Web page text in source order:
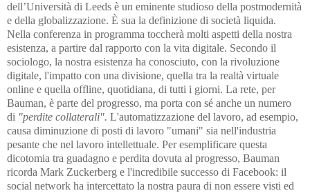
dell’Università di Leeds è un eminente studioso della postmodernità
e della globalizzazione. È sua la definizione di società liquida.
Nella conferenza in programma toccherà molti aspetti della nostra
esistenza, a partire dal rapporto con la vita digitale. Secondo il
sociologo, la nostra esistenza ha conosciuto, con la rivoluzione
digitale, l'impatto con una divisione, quella tra la realtà virtuale
online e quella offline, quotidiana, di tutti i giorni. La rete, per
Bauman, è parte del progresso, ma porta con sé anche un numero
di "perdite collaterali". L'automatizzazione del lavoro, ad esempio,
causa diminuzione di posti di lavoro "umani" sia nell'industria
pesante che nel lavoro intellettuale. Per esemplificare questa
dicotomia tra guadagno e perdita dovuta al progresso, Bauman
ricorda Mark Zuckerberg e l'incredibile successo di Facebook: il
social network ha intercettato la nostra paura di non essere visti ed